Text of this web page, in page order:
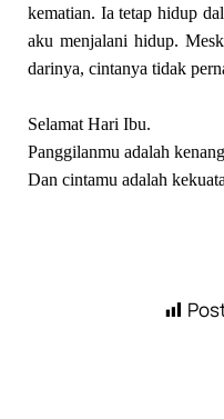
kematian. Ia tetap hidup
aku menjalani hidup.
darinya, cintanya tidak
Selamat Hari Ibu.
Panggilanmu adalah
Dan cintamu adalah